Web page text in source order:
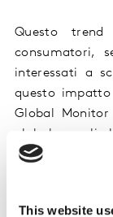
This website
Questo trend
consumatori,
interessati a
questo
Global Monitor
globale
in Cina),